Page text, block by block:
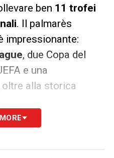
ben 11 trofei
. Il palmarès
impressionante:
, due Copa del
e una
oltre alla storica
e